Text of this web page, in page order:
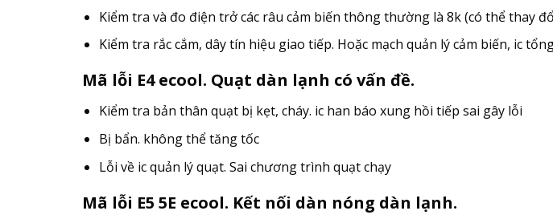
Kiểm tra và đo điện trở các râu cảm biến thông thường là 8k (có thể thay
Kiểm tra rắc cắm, dây tín hiệu giao tiếp. Hoặc mạch quản lý cảm biến, ic
Mã lỗi E4 ecool. Quạt dàn lạnh có vấn đề.
Kiểm tra bản thân quạt bị kẹt, cháy. ic han báo xung hồi tiếp sai gây lỗi
Bị bẩn. không thể tăng tốc
Lỗi về ic quản lý quạt. Sai chương trình quạt chạy
Mã lỗi E5 5E ecool. Kết nối dàn nóng dàn lạnh.